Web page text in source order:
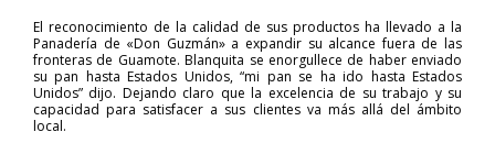
El reconocimiento de la calidad de sus productos ha llevado a la
Panadería de «Don Guzmán» a expandir su alcance fuera de las
fronteras de Guamote. Blanquita se enorgullece de haber enviado
su pan hasta Estados Unidos, “mi pan se ha ido hasta Estados
Unidos” dijo. Dejando claro que la excelencia de su trabajo y su
capacidad para satisfacer a sus clientes va más allá del ámbito
local.